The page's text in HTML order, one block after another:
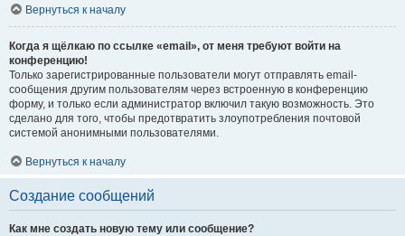
Вернуться к началу
Когда я щёлкаю по ссылке «email», от меня требуют войти на
конференцию!
Только зарегистрированные пользователи могут отправлять email-
сообщения другим пользователям через встроенную в конференцию
форму, и только если администратор включил такую возможность. Это
сделано для того, чтобы предотвратить злоупотребления почтовой
системой анонимными пользователями.
Вернуться к началу
Создание сообщений
Как мне создать новую тему или сообщение?